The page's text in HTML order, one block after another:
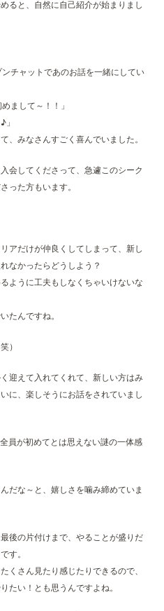
ると、自然に自己紹介が始まりまし
チャットであのお話を一緒にしてい
まして～！！」
」
、みなさんすごく喜んでいました。
会してくださって、急遽このシーク
った方もいます。
アだけが仲良くしてしまって、新し
なかったらどうしよう？
ように工夫もしなくちゃいけないな
たんですね。
）
迎えて入れてくれて、新しい方はみ
に、楽しそうにお話をされていまし
員が初めてとは思えない謎の一体感
だな～と、嬉しさを噛み締めていま
後の片付けまで、やることが盛りだ
す。
くさん見たり感じたりできるので、
たい！とも思うんですよね。